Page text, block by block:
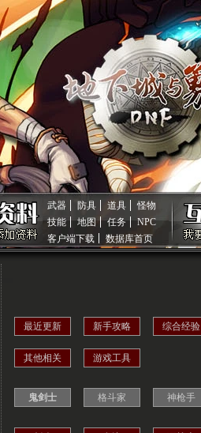
武器 防具 道具
怪物
技能
地图 任务
NPC
客户端下载
数据库首页
最近更新 新手攻略 综合经验
其他相关 游戏工具
鬼剑士 格斗家 神枪手